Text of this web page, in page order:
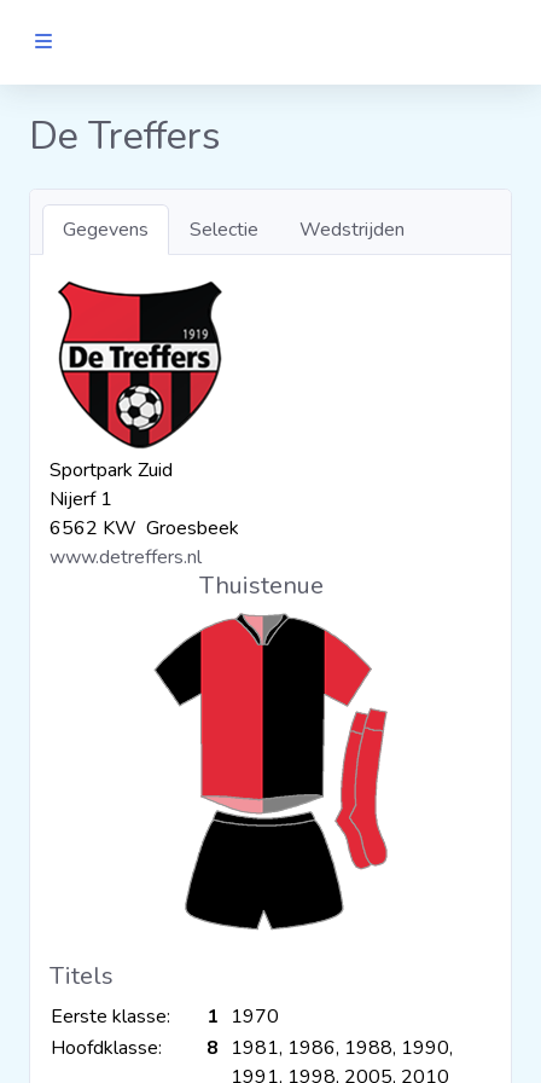
Wedstrijden
Statistieken
Voetbalpiramide
Links
VROUWEN
De Treffers
Gegevens Selectie Wedstrijden
Sportpark Zuid
Nijerf 1
6562 KW Groesbeek
www.detreffers.nl
Thuistenue
Titels
Eerste klasse: 1 1970
Hoofdklasse:
8 1981, 1986, 1988, 1990,
1991, 1998, 2005, 2010